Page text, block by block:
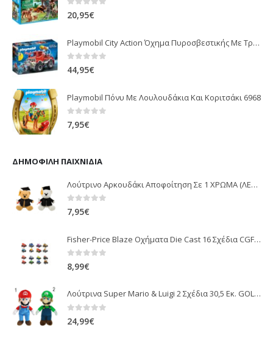
0 out of 5
20,95€
Playmobil City Action Όχημα Πυροσβεστικής Με Τροχαλία Ρυμούλκησης 9466
0 out of 5
44,95€
Playmobil Πόνυ Με Λουλουδάκια Και Κοριτσάκι 6968
0out of 5
7,95€
ΔΗΜΟΦΙΛΉ ΠΑΙΧΝΊΔΙΑ
Λούτρινο Αρκουδάκι Αποφοίτηση Σε 1 ΧΡΩΜΑ (ΛΕΥΚΟ)25Εκ 1850
0out of 5
7,95€
Fisher-Price Blaze Οχήματα Die Cast 16 Σχέδια CGF20
0 out of 5
8,99€
Λούτρινα Super Mario & Luigi 2 Σχέδια 30,5 Εκ. GOL13769
0 out of 5
24,99€